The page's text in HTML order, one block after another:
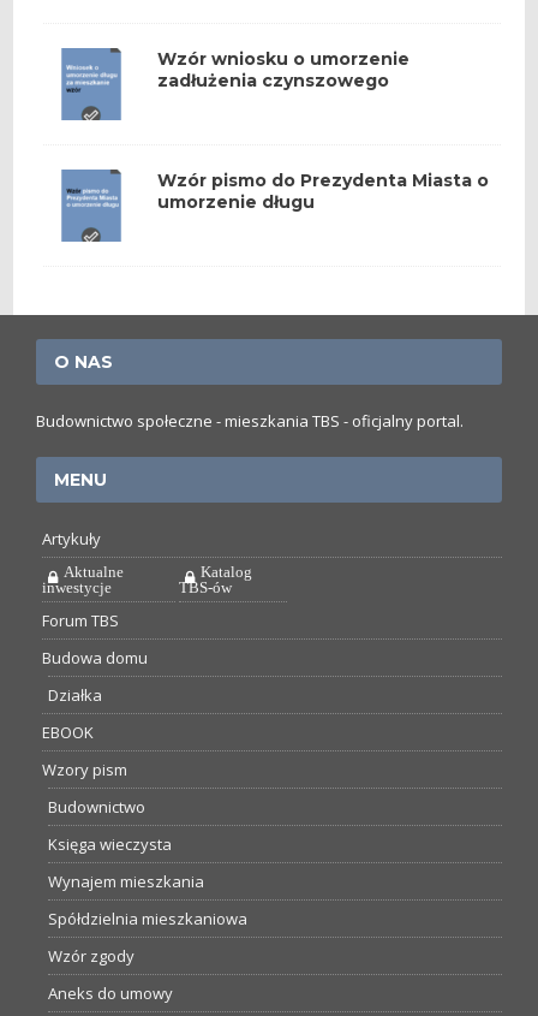
Wzór wniosku o umorzenie
zadłużenia czynszowego
Wzór pismo do Prezydenta Miasta o
umorzenie długu
O NAS
Budownictwo społeczne - mieszkania TBS - oficjalny portal.
MENU
Artykuły
Aktualne
inwestycje
Katalog
TBS-ów
Forum TBS
Budowa domu
Działka
EBOOK
Wzory pism
Budownictwo
Księga wieczysta
Wynajem mieszkania
Spółdzielnia mieszkaniowa
Wzór zgody
Aneks do umowy